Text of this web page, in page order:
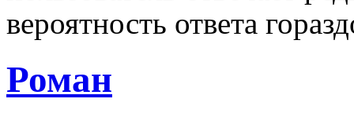
вероятность ответа
Роман